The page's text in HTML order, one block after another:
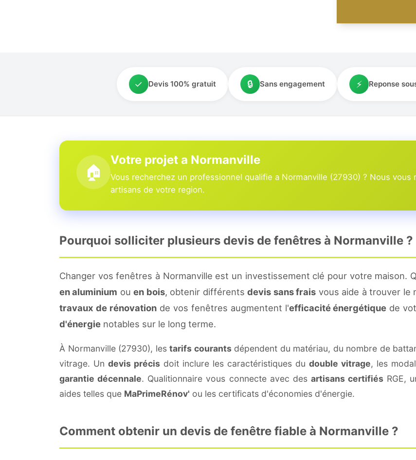
✓ Devis 100% gratuit 🔒 Sans engagement ⚡ Reponse
🏠
Votre projet a Normanville
Vous recherchez un professionnel qualifie a Normanville (27930) ? Nous
artisans de votre region.
Pourquoi solliciter plusieurs devis de fenêtres à Normanville ?
Changer vos fenêtres à Normanville est un investissement clé pour votre maison.
en aluminium ouen bois, obtenir différentsdevis sans frais vous aide à trouver le
travaux de rénovationde vos fenêtres augmentent l'efficacité énergétique de
d'énergie notables sur le long terme.
À Normanville (27930), lestarifs courantsdépendent du matériau, du nombre de
vitrage. Un devis précis doit inclure les caractéristiques du double vitrage, les
garantie décennale. Qualitionnaire vous connecte avec des artisans certifiés RGE,
aides telles que MaPrimeRénov' ou les certificats d'économies d'énergie.
Comment obtenir un devis de fenêtre fiable à Normanville ?